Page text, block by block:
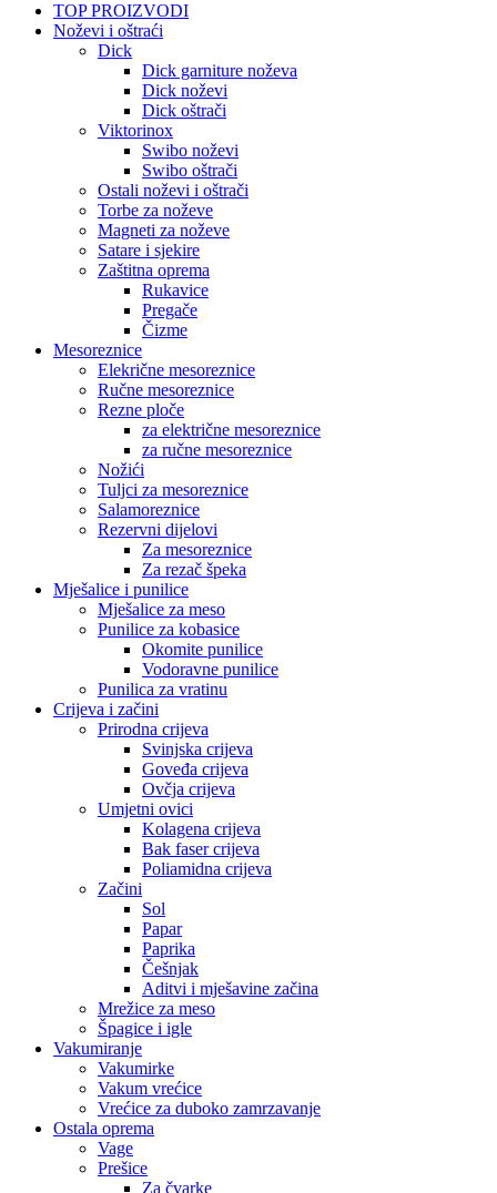
TOP PROIZVODI
Noževi i oštraći
Dick
Dick garniture noževa
Dick noževi
Dick oštrači
Viktorinox
Swibo noževi
Swibo oštrači
Ostali noževi i oštrači
Torbe za noževe
Magneti za noževe
Satare i sjekire
Zaštitna oprema
Rukavice
Pregače
Čizme
Mesoreznice
Elekrične mesoreznice
Ručne mesoreznice
Rezne ploče
za električne mesoreznice
za ručne mesoreznice
Nožići
Tuljci za mesoreznice
Salamoreznice
Rezervni dijelovi
Za mesoreznice
Za rezač špeka
Mješalice i punilice
Mješalice za meso
Punilice za kobasice
Okomite punilice
Vodoravne punilice
Punilica za vratinu
Crijeva i začini
Prirodna crijeva
Svinjska crijeva
Goveđa crijeva
Ovčja crijeva
Umjetni ovici
Kolagena crijeva
Bak faser crijeva
Poliamidna crijeva
Začini
Sol
Papar
Paprika
Češnjak
Aditvi i mješavine začina
Mrežice za meso
Špagice i igle
Vakumiranje
Vakumirke
Vakum vrećice
Vrećice za duboko zamrzavanje
Ostala oprema
Vage
Prešice
Za čvarke